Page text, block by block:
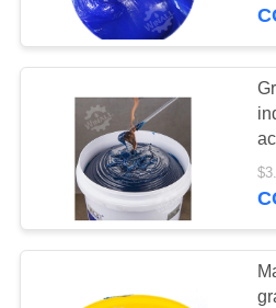
CONTROL
DE
CALIDAD
SOLICITAR
UNA
COTIZACIÓN
Aceite